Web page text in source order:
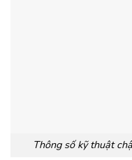
Thông số kỹ thuật